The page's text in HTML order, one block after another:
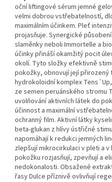
oční liftingové sérum jemné
velmi dobrou vstřebatelností,
maximálním účinkem. Pleť
projasňuje. Synergické
slaměnky neboli Immortelle a
účinky přináší okamžitý pocit
okolí. Tyto složky efektivně
pokožky, obnovují její přirozený
hydrokoloidní komplex
ze semen peruánského stromu
uvolňování aktivních látek do
účinnost a maximální
ochranný film. Aktivní látky
beta-glukan z hlívy ústřičné
napomáhají k redukci jemných
zlepšují mikrocirkulaci v pleti a
pokožku rozjasňují, zpevňují a
nedokonalosti. Obsažené
řasy Dulce příznivě ovlivňují